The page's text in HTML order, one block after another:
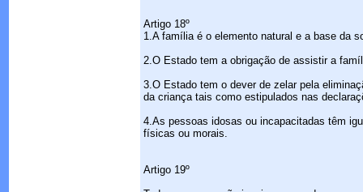
Artigo 18º
1.A família é o elemento natural e a base da
2.O Estado tem a obrigação de assistir a
3.O Estado tem o dever de zelar pela
da criança tais como estipulados nas
4.As pessoas idosas ou incapacitadas têm
físicas ou morais.
Artigo 19º